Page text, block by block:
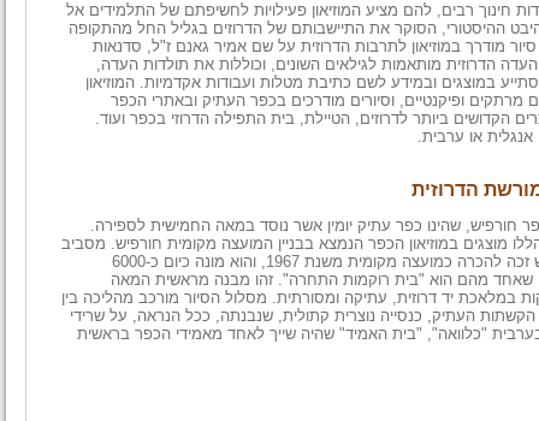
חינוך רבים, להם מציע המוזיאון פעילויות לחשיפתם של התלמידים אל
ההיסטורי, הסוקר את התיישבותם של הדרוזים בגליל החל מהתקופה
מודרך במוזיאון לתרבות הדרוזית על שם אמיר גאנם ז"ל, סדנאות
הדרוזית מותאמות לגילאים השונים, וכוללות את תולדות העדה,
במוצגים ובמידע לשם כתיבת מטלות ועבודות אקדמיות. המוזיאון
מרתקים ופיקנטיים, וסיורים מודרכים בכפר העתיק ובאתרי הכפר
ביותר לדרוזים, הטיילת, בית התפילה הדרוזי בכפר ועוד.
אנגלית או ערבית.
הדרוזית
חורפיש, שהינו כפר עתיק יומין אשר נוסד במאה החמישית לספירה.
מוצגים במוזיאון הכפר הנמצא בבניין המועצה מקומית חורפיש. מסביב
לכפר התגלו גתות חצובות באבן וקברים ביזנטיים. הכפר חורפיש זכה להכרה כמועצה מקומית משנת 1967, והוא מונה כיום כ-6000
שאחד מהם הוא "בית רוקמות התחרה". זהו מבנה מראשית המאה
במלאכת יד דרוזית, עתיקה ומסורתית. מסלול הסיור מורכב מהליכה בין
העתיק, כנסייה נוצרית קתולית, שנבנתה, ככל הנראה, על שרידי
"כלוואה", "בית האמיד" שהיה שייך לאחד מאמידי הכפר בראשית